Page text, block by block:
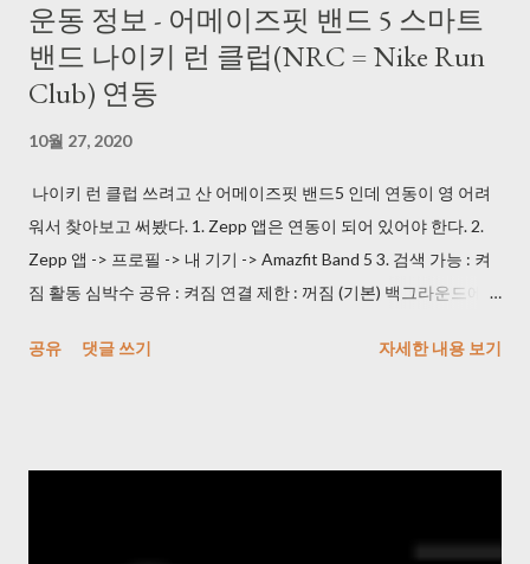
상이 있긴 해도 괜찮았다. (2) AutoClick.exe
> http://bestsoftwarecenter.blogspot.com/2011/02/autoclick-
22.html 이 걸로 잘 사용했다. 3초마다 한 번 클릭하도록 사용했다.
Video to JPG Converter >
https://www.dvdvideosoft.com/products/dvd/Free-Video-to-
JPG-Converter.htm (240826: 다운로드 시 정상적으로 되지 않아
서 URL 수정) 일 하면서 듀얼 모니터에 켜 놨는데 속도가 괜찮았다.
* Every frame 으로 사용해야 한다. 4) 중복 사진 제거해주는 프로
title=Main_Page 생각보다 느리니 퇴근시에 걸어놓고 가면 된다.
운동 정보 - 어메이즈핏 밴드 5 스마트
밴드 나이키 런 클럽(NRC = Nike Run
Club) 연동
10월 27, 2020
나이키 런 클럽 쓰려고 산 어메이즈핏 밴드5 인데 연동이 영 어려
워서 찾아보고 써봤다. 1. Zepp 앱은 연동이 되어 있어야 한다. 2.
Zepp 앱 -> 프로필 -> 내 기기 -> Amazfit Band 5 3. 검색 가능 : 켜
짐 활동 심박수 공유 : 켜짐 연결 제한 : 꺼짐 (기본) 백그라운드에서
-> 기기 5. 심박수 표시 -> 블루투스에서 AmazFit Band 5 누르고
공유 댓글 쓰기 자세한 내용 보기